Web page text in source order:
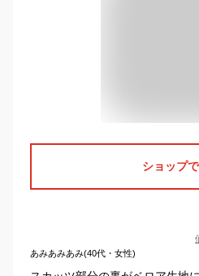
ショップ
あみあみあみ(40代・女性)